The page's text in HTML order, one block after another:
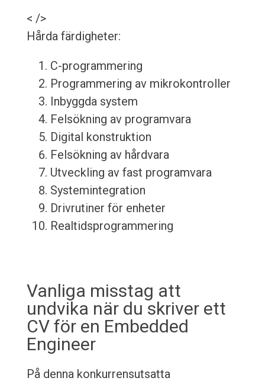
< />
Hårda färdigheter:
C-programmering
Programmering av mikrokontroller
Inbyggda system
Felsökning av programvara
Digital konstruktion
Felsökning av hårdvara
Utveckling av fast programvara
Systemintegration
Drivrutiner för enheter
Realtidsprogrammering
Vanliga misstag att
undvika när du skriver ett
CV för en Embedded
Engineer
På denna konkurrensutsatta